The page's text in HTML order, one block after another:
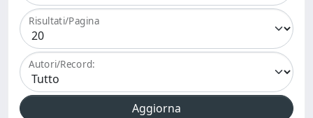
Risultati/Pagina
Autori/Record: